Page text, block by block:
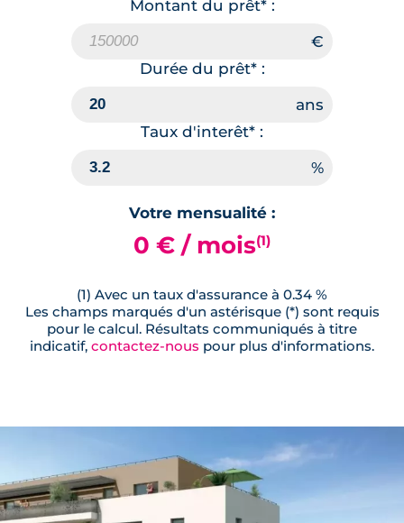
Montant du prêt* :
Durée du prêt* :
Taux d'interêt* :
Votre mensualité :
0 € / mois(1)
(1) Avec un taux d'assurance à 0.34 %
Les champs marqués d'un astérisque (*) sont requis
pour le calcul. Résultats communiqués à titre
indicatif, contactez-nous pour plus d'informations.